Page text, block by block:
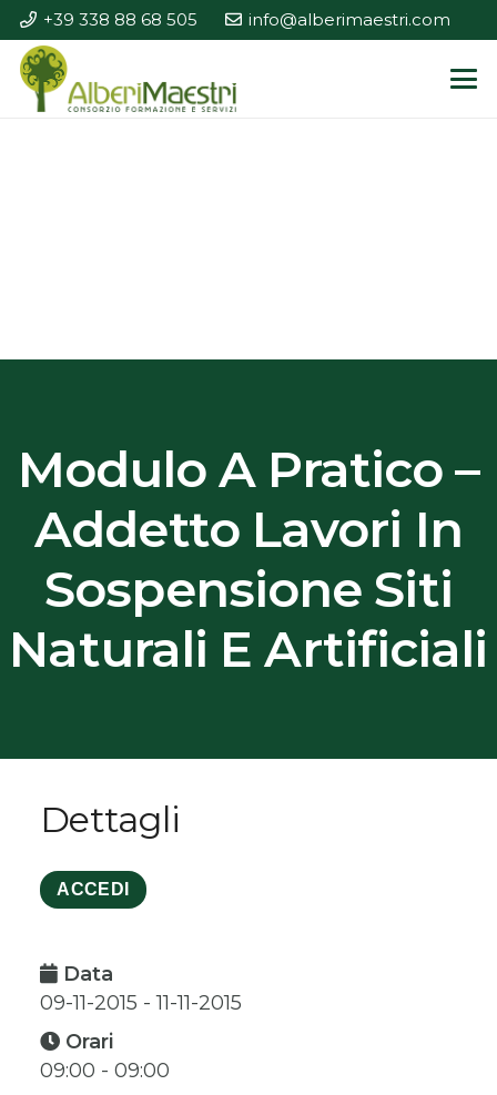
+39 338 88 68 505 info@alberimaestri.com
Modulo A Pratico –
Addetto Lavori In
Sospensione Siti
Naturali E Artificiali
Dettagli
ACCEDI
Data
09-11-2015 - 11-11-2015
Orari
09:00 - 09:00